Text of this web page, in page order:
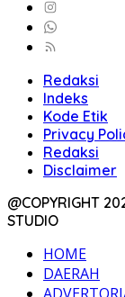
Redaksi
Indeks
Kode Etik
Privacy
Redaksi
Disclaimer
@COPYRIGHT
STUDIO
HOME
DAERAH